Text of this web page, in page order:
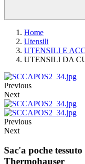
Home
Utensili
UTENSILI E
UTENSILI DA
Previous
Next
Previous
Next
Sac'a poche
Thermohauser